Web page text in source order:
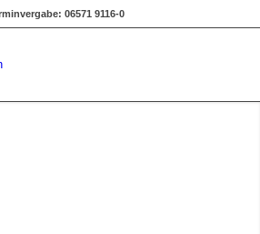
06571 9116-0